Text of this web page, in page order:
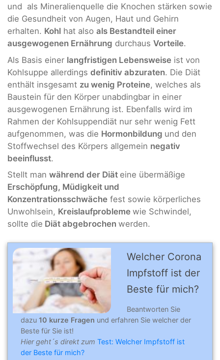
und als Mineralienquelle die Knochen stärken sowie
die Gesundheit von Augen, Haut und Gehirn
erhalten. Kohl hat also als Bestandteil einer
ausgewogenen Ernährung durchaus Vorteile.
Als Basis einer langfristigen Lebensweise ist von
Kohlsuppe allerdings definitiv abzuraten. Die Diät
enthält insgesamt zu wenig Proteine, welches als
Baustein für den Körper unabdingbar in einer
ausgewogenen Ernährung ist. Ebenfalls wird im
Rahmen der Kohlsuppendiät nur sehr wenig Fett
aufgenommen, was die Hormonbildung und den
Stoffwechsel des Körpers allgemein negativ
beeinflusst.
Stellt man während der Diät eine übermäßige
Erschöpfung, Müdigkeit und
Konzentrationsschwäche fest sowie körperliches
Unwohlsein, Kreislaufprobleme wie Schwindel,
sollte die Diät abgebrochen werden.
Welcher Corona
Impfstoff ist der
Beste für mich?
Beantworten Sie
dazu 10 kurze Fragen und erfahren Sie welcher der
Beste für Sie ist!
Hier geht´s direkt zum Test: Welcher Impfstoff ist
der Beste für mich?